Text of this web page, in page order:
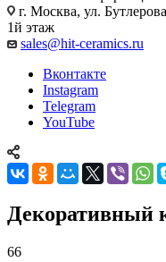
г. Москва, ул.
1й этаж
sales@hit-ceramics.ru
Вконтакте
Instagram
Telegram
YouTube
Декоративный
66